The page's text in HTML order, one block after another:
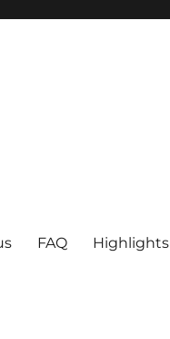
FAQ Highlights